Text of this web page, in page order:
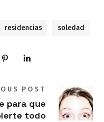
residencias soledad
POST
para que
todo